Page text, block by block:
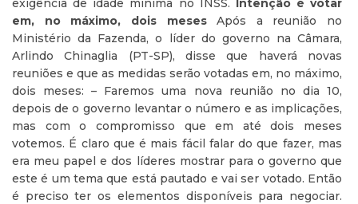
exigência de idade mínima no INSS. Intenção é votar
em, no máximo, dois mesesApós a reunião no
Ministério da Fazenda, o líder do governo na Câmara,
Arlindo Chinaglia (PT-SP), disse que haverá novas
reuniões e que as medidas serão votadas em, no máximo,
dois meses: – Faremos uma nova reunião no dia 10,
depois de o governo levantar o número e as implicações,
mas com o compromisso que em até dois meses
votemos. É claro que é mais fácil falar do que fazer, mas
era meu papel e dos líderes mostrar para o governo que
este é um tema que está pautado e vai ser votado. Então
é preciso ter os elementos disponíveis para negociar.